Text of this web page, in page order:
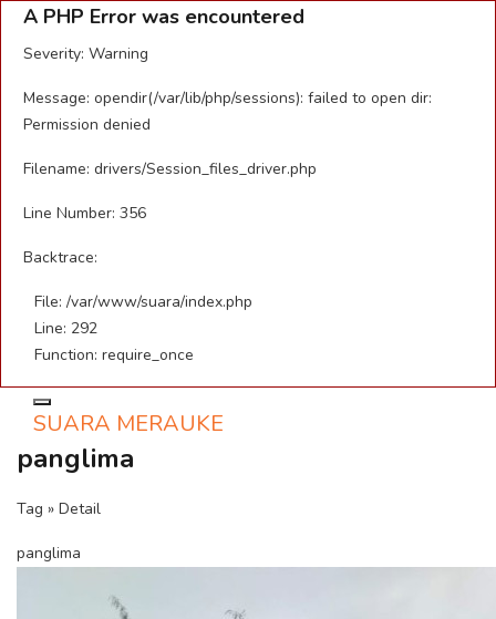
A PHP Error was encountered
Severity: Warning
Message: opendir(/var/lib/php/sessions): failed to open dir:
Permission denied
Filename: drivers/Session_files_driver.php
Line Number: 356
Backtrace:
File: /var/www/suara/index.php
Line: 292
Function: require_once
Toggle navigation
SUARA MERAUKE
panglima
Tag » Detail
panglima